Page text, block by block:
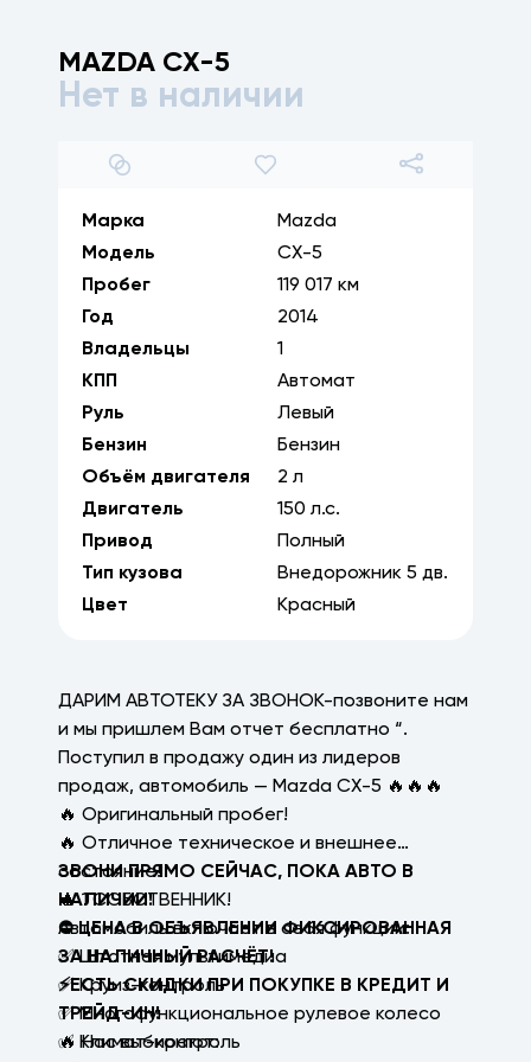
MAZDA CX-5
Нет в наличии
1/13
Марка
Mazda
Модель
CX-5
Пробег
119 017 км
Год
2014
Владельцы
1
КПП
Автомат
Руль
Левый
Бензин
Бензин
Объём двигателя
2 л
Двигатель
150 л.с.
Привод
Полный
Тип кузова
Внедорожник 5 дв.
Цвет
Красный
ДАРИМ АВТОТЕКУ ЗА ЗВОНОК-позвоните нам
и мы пришлем Вам отчет бесплатно “.
Поступил в продажу один из лидеров
продаж, автомобиль — Mazda CX-5 🔥🔥🔥
🔥 Оригинальный пробег!
🔥 Отличное техническое и внешнее
состояние!
🔥 1 СОБСТВЕННИК!
Автомобиль включает в себя функции:
✅ Штатная мультимедиа
✅ Круиз-контроль
✅ Многофункциональное рулевое колесо
✅ Климат-контроль
ЗВОНИ ПРЯМО СЕЙЧАС, ПОКА АВТО В
НАЛИЧИИ!
⛔ ЦЕНА В ОБЪЯВЛЕНИИ ФИКСИРОВАННАЯ
ЗА НАЛИЧНЫЙ РАСЧЁТ!
⚡ЕСТЬ СКИДКИ ПРИ ПОКУПКЕ В КРЕДИТ И
ТРЕЙД-ИН!
🔥 Нас выбирают: